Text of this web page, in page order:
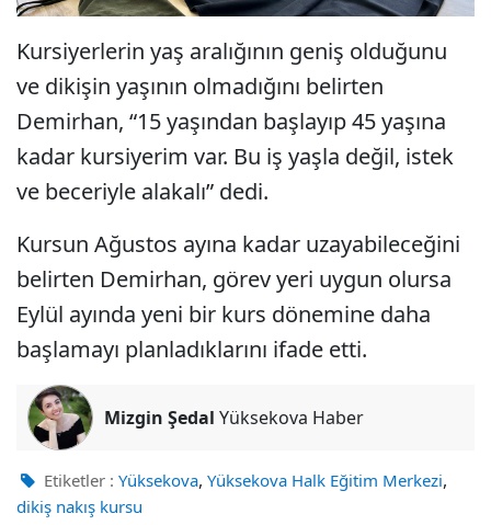
Kursiyerlerin yaş aralığının geniş olduğunu
ve dikişin yaşının olmadığını belirten
Demirhan, “15 yaşından başlayıp 45 yaşına
kadar kursiyerim var. Bu iş yaşla değil, istek
ve beceriyle alakalı” dedi.
Kursun Ağustos ayına kadar uzayabileceğini
belirten Demirhan, görev yeri uygun olursa
Eylül ayında yeni bir kurs dönemine daha
başlamayı planladıklarını ifade etti.
Mizgin Şedal Yüksekova Haber
Etiketler : Yüksekova, Yüksekova Halk Eğitim Merkezi,
dikiş nakış kursu